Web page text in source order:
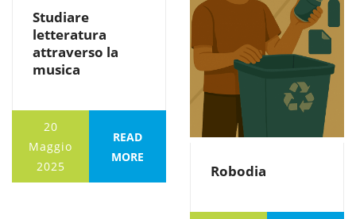
Studiare
letteratura
attraverso la
musica
20
Maggio
2025
READ
MORE
Robodia